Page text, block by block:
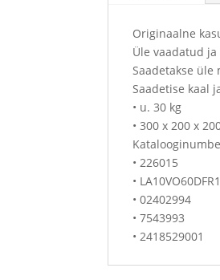
Originaalne
Üle vaadatud
Saadetakse üle
Saadetise kaal
• u. 30 kg
• 300 x 200 x
• 226015
•
• 02402994
• 7543993
• 2418529001